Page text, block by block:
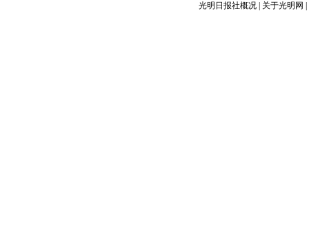
光明日报社概况 关于光明网